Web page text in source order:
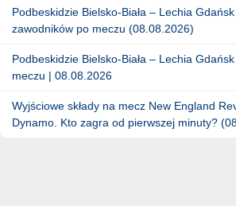
Podbeskidzie Bielsko-Biała – Lechia
zawodników po meczu (08.08.2026)
Podbeskidzie Bielsko-Biała – Lechia
meczu | 08.08.2026
Wyjściowe składy na mecz New England
Dynamo. Kto zagra od pierwszej minuty?